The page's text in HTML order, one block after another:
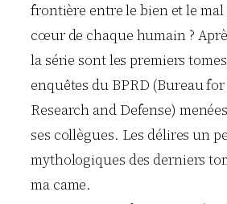
frontière entre le bien et le mal
cœur de chaque humain ?
la série sont les premiers
enquêtes du BPRD (Bureau
Research and Defense)
ses collègues. Les délires un
mythologiques des derniers
ma came.